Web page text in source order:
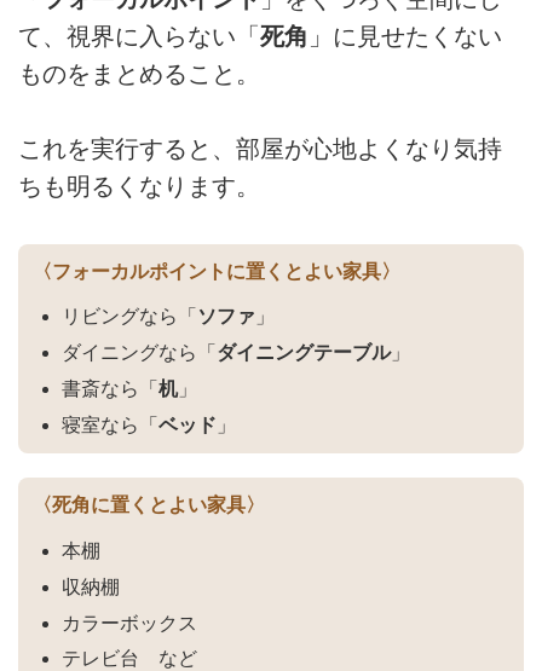
て、視界に入らない「 死角 」に見せたくない
ものをまとめること。
これを実行すると、部屋が心地よくなり気持
ちも明るくなります。
〈フォーカルポイントに置くとよい家具〉
リビングなら「 ソファ 」
ダイニングなら「 ダイニングテーブル」
書斎なら「 机」
寝室なら「 ベッド 」
〈死角に置くとよい家具〉
本棚
収納棚
カラーボックス
テレビ台 など